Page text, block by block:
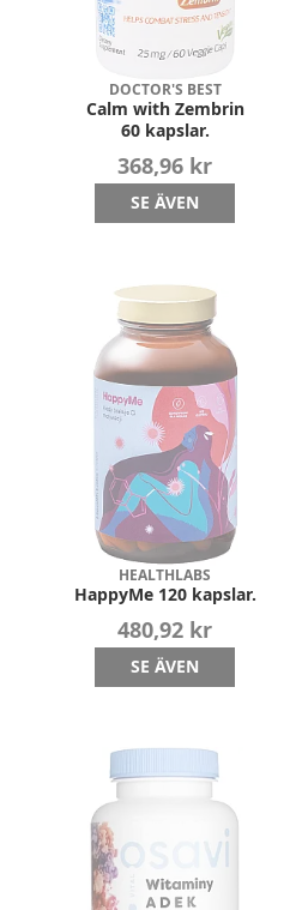
DOCTOR'S BEST
Calm with Zembrin
60 kapslar.
368,96 kr
SE ÄVEN
HEALTHLABS
HappyMe 120 kapslar.
480,92 kr
SE ÄVEN